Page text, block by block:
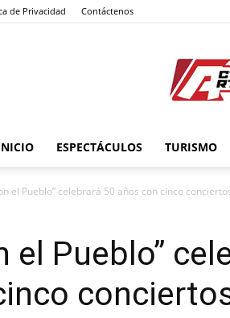
de Privacidad Contáctenos
ESPECTÁCULOS TURISMO
el Pueblo” celebrará 50 años con cinco
el Pueblo”